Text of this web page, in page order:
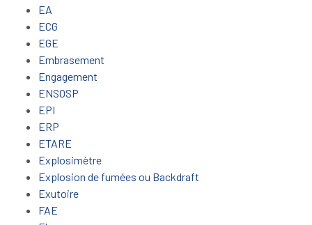
EA
ECG
EGE
Embrasement
Engagement
ENSOSP
EPI
ERP
ETARE
Explosimètre
Explosion de fumées ou Backdraft
Exutoire
FAE